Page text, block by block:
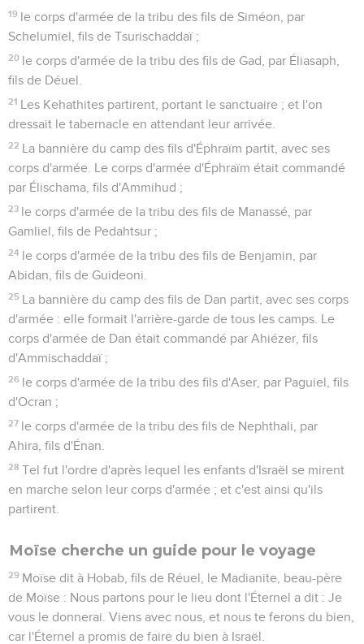
19 le corps d'armée de la tribu des fils de Siméon, par
Schelumiel, fils de Tsurischaddaï ;
20 le corps d'armée de la tribu des fils de Gad, par Éliasaph,
fils de Déuel.
21 Les Kehathites partirent, portant le sanctuaire ; et l'on
dressait le tabernacle en attendant leur arrivée.
22 La bannière du camp des fils d'Éphraïm partit, avec ses
corps d'armée. Le corps d'armée d'Éphraïm était commandé
par Élischama, fils d'Ammihud ;
23 le corps d'armée de la tribu des fils de Manassé, par
Gamliel, fils de Pedahtsur ;
24 le corps d'armée de la tribu des fils de Benjamin, par
Abidan, fils de Guideoni.
25 La bannière du camp des fils de Dan partit, avec ses corps
d'armée : elle formait l'arrière-garde de tous les camps. Le
corps d'armée de Dan était commandé par Ahiézer, fils
d'Ammischaddaï ;
26 le corps d'armée de la tribu des fils d'Aser, par Paguiel, fils
d'Ocran ;
27 le corps d'armée de la tribu des fils de Nephthali, par
Ahira, fils d'Énan.
28 Tel fut l'ordre d'après lequel les enfants d'Israël se mirent
en marche selon leur corps d'armée ; et c'est ainsi qu'ils
partirent.
Moïse cherche un guide pour le voyage
29 Moïse dit à Hobab, fils de Réuel, le Madianite, beau-père
de Moïse : Nous partons pour le lieu dont l'Éternel a dit : Je
vous le donnerai. Viens avec nous, et nous te ferons du bien,
car l'Éternel a promis de faire du bien à Israël.